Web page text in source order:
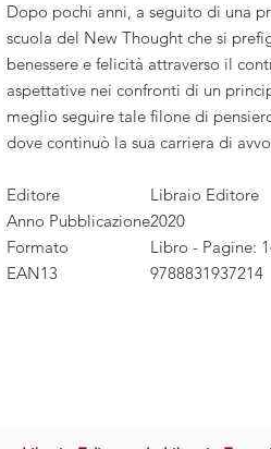
Dopo pochi anni, a seguito di una
scuola del New Thought che si
benessere e felicità attraverso il
aspettative nei confronti di un
meglio seguire tale filone di
dove continuò la sua carriera di
Editore
Libraio Editore
Anno Pubblicazione2020
Formato
Libro - Pagine:
EAN13
9788831937214